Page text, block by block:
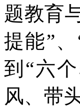
题教育
提能”
到“六
风、带